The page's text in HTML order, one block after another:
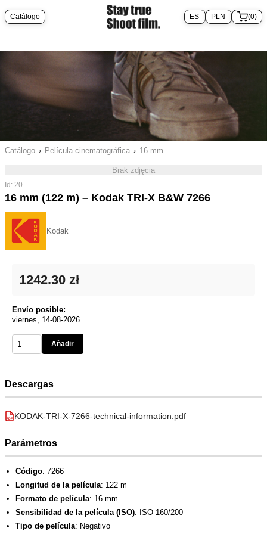
Catálogo (0)
Catálogo › Película cinematográfica › 16 mm
Brak zdjęcia
Id: 20
16 mm (122 m) – Kodak TRI-X B&W 7266
Kodak
1242.30 zł
Envío posible:
viernes, 14-08-2026
Añadir
Descargas
PDF KODAK-TRI-X-7266-technical-information.pdf
Parámetros
Código: 7266
Longitud de la película: 122 m
Formato de película: 16 mm
Sensibilidad de la película (ISO): ISO 160/200
Tipo de película: Negativo